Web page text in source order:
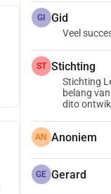
GI Gid
Veel
ST Stichting
Stichting
belang
dito
AN Anoniem
GE Gerard